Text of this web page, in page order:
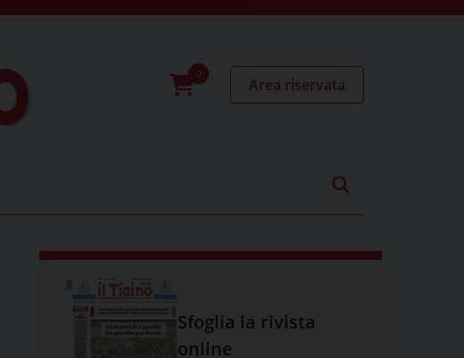
0
Area riservata
Sfoglia la rivista
online